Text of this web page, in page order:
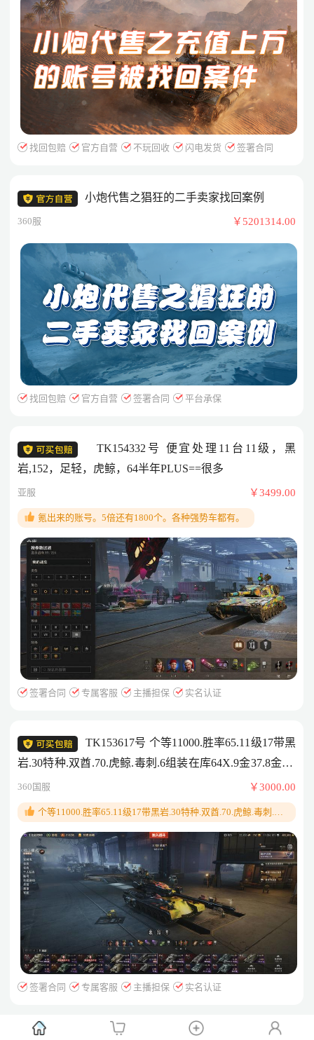
找回包赔 官方自营 不玩回收 闪电发货 签署合同
小炮代售之猖狂的二手卖家找回案例
360服 ￥5201314.00
找回包赔 官方自营 签署合同 平台承保
TK154332号 便宜处理11台11级，黑
岩,152，足轻，虎鲸，64半年PLUS==很多
亚服 ￥3499.00
氪出来的账号。5倍还有1800个。各种强势车都有。
签署合同 专属客服 主播担保 实名认证
TK153617号 个等11000.胜率65.11级17带黑
岩.30特种.双酋.70.虎鲸.毒刺.6组装在库64X.9金37.8金20.
紫44.红33.无封
360国服 ￥3000.00
个等11000.胜率65.11级17带黑岩.30特种.双酋.70.虎鲸.毒刺.6
组装在库64X.9金37.8金20.紫44.红33.无封
签署合同 专属客服 主播担保 实名认证